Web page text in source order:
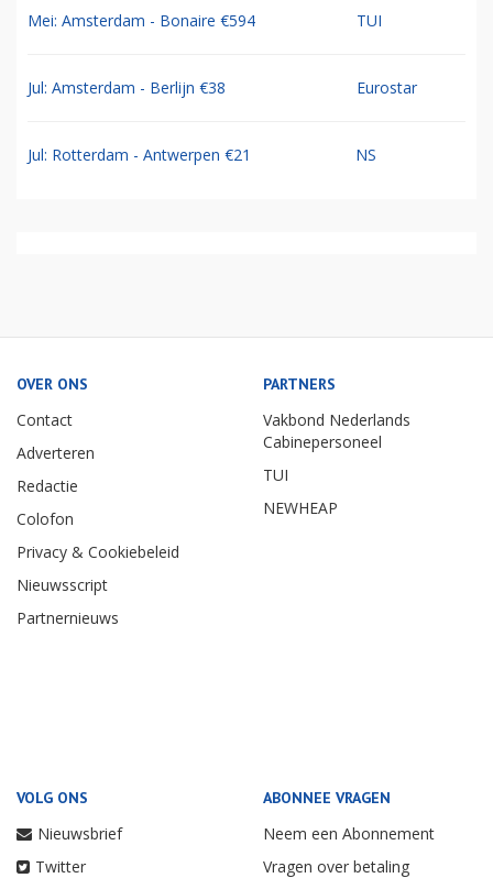
Mei: Amsterdam - Bonaire €594 TUI
Jul: Amsterdam - Berlijn €38 Eurostar
Jul: Rotterdam - Antwerpen €21 NS
OVER ONS
Contact
Adverteren
Redactie
Colofon
Privacy & Cookiebeleid
Nieuwsscript
Partnernieuws
PARTNERS
Vakbond Nederlands
Cabinepersoneel
TUI
NEWHEAP
VOLG ONS
Nieuwsbrief
Twitter
ABONNEE VRAGEN
Neem een Abonnement
Vragen over betaling